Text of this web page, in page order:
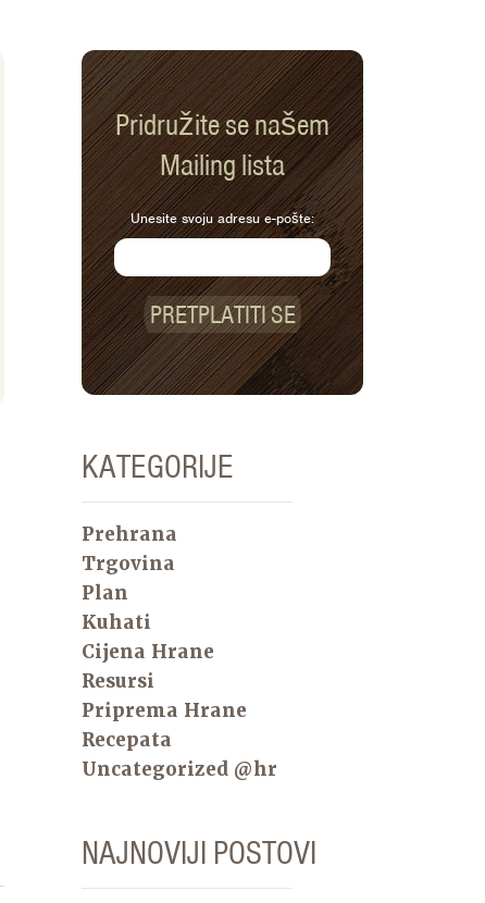
Pridružite se našem
Mailing lista
Unesite svoju adresu e-pošte:
PRETPLATITI SE
KATEGORIJE
Prehrana
Trgovina
Plan
Kuhati
Cijena Hrane
Resursi
Priprema Hrane
Recepata
Uncategorized @hr
NAJNOVIJI POSTOVI